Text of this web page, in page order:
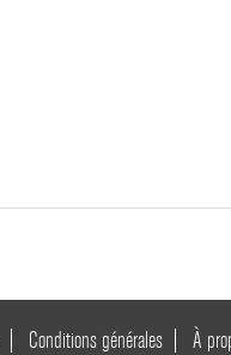
Conditions générales À